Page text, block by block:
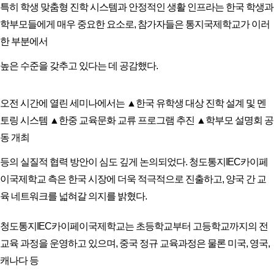
특히 학생 맞춤형 진학 시스템과 안정적인 생활 인프라는 한국 학생과
학부모들에게 매우 중요한 요소로, 참가자들은 통지국제학교가 이러
한 부분에서
높은 수준을 갖추고 있다는 데 공감했다.
오전 시간에 열린 세미나에서는 ▲한국 유학생 대상 진학 설계 및 멘
토링 시스템 ▲한중 교육문화 교류 프로그램 추진 ▲학부모 설명회 공
동 개최
등의 실질적 협력 방안이 심도 깊게 논의되었다. 청도통지IEC카이페
이국제학교 측은 한국 시장에 더욱 적극적으로 진출하고, 양국 간 교
육 네트워크를 넓혀갈 의지를 밝혔다.
청도통지IEC카이페이국제학교는 초등학교부터 고등학교까지의 전
교육 과정을 운영하고 있으며, 중국 정규 교육과정은 물론 미국, 영국,
캐나다 등